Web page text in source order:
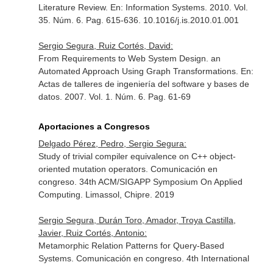
Literature Review. En: Information Systems. 2010. Vol.
35. Núm. 6. Pag. 615-636. 10.1016/j.is.2010.01.001
Sergio Segura, Ruiz Cortés, David:
From Requirements to Web System Design. an
Automated Approach Using Graph Transformations. En:
Actas de talleres de ingeniería del software y bases de
datos. 2007. Vol. 1. Núm. 6. Pag. 61-69
Aportaciones a Congresos
Delgado Pérez, Pedro, Sergio Segura:
Study of trivial compiler equivalence on C++ object-
oriented mutation operators. Comunicación en
congreso. 34th ACM/SIGAPP Symposium On Applied
Computing. Limassol, Chipre. 2019
Sergio Segura, Durán Toro, Amador, Troya Castilla,
Javier, Ruiz Cortés, Antonio:
Metamorphic Relation Patterns for Query-Based
Systems. Comunicación en congreso. 4th International